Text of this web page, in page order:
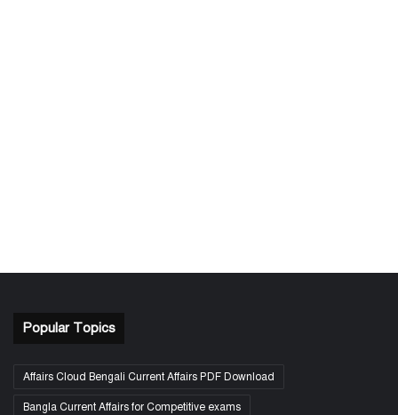
Popular Topics
Affairs Cloud Bengali Current Affairs PDF Download
Bangla Current Affairs for Competitive exams